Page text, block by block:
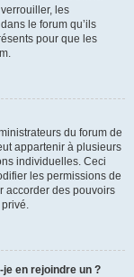
les
le forum qu’ils
pour que les
du forum de
appartenir à plusieurs
individuelles. Ceci
les permissions de
accorder des pouvoirs
en rejoindre un ?